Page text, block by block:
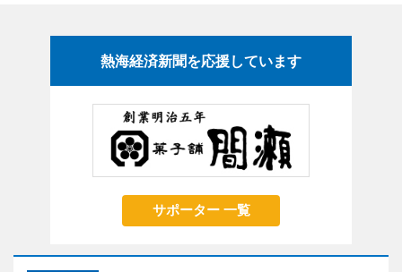
熱海経済新聞を応援しています
サポーター 一覧